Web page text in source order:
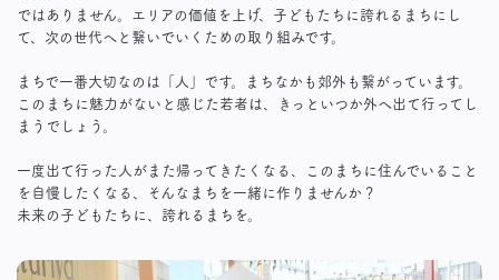
ではありません。エリアの価値を上げ、子どもたちに誇れるまちにし
て、次の世代へと繋いでいくための取り組みです。
まちで一番大切なのは「人」です。まちなかも郊外も繋がっています。
このまちに魅力がないと感じた若者は、きっといつか外へ出て行ってし
まうでしょう。
一度出て行った人がまた帰ってきたくなる、このまちに住んでいること
を自慢したくなる、そんなまちを一緒に作りませんか？
未来の子どもたちに、誇れるまちを。